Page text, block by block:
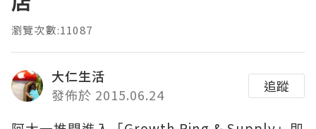
瀏覽次數:11087
大仁生活
發佈於 2015.06.24
追蹤